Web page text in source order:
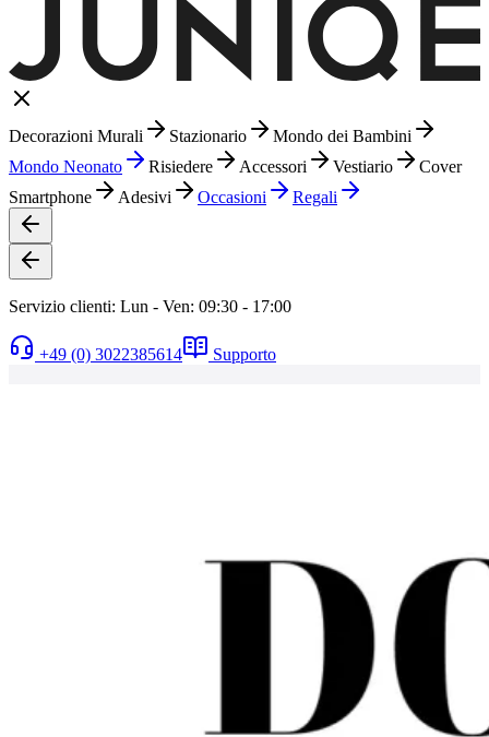
Decorazioni Murali Stazionario
Mondo dei Bambini
Mondo Neonato
Risiedere Accessori Vestiario
Cover
Smartphone
Adesivi Occasioni Regali
Servizio clienti: Lun - Ven: 09:30 - 17:00
+49 (0) 3022385614 Supporto